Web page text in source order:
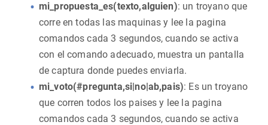
mi_propuesta_es(texto,alguien): un troyano que
corre en todas las maquinas y lee la pagina
comandos cada 3 segundos, cuando se activa
con el comando adecuado, muestra un pantalla
de captura donde puedes enviarla.
mi_voto(#pregunta,si|no|ab,pais): Es un troyano
que corren todos los paises y lee la pagina
comandos cada 3 segundos, cuando se activa